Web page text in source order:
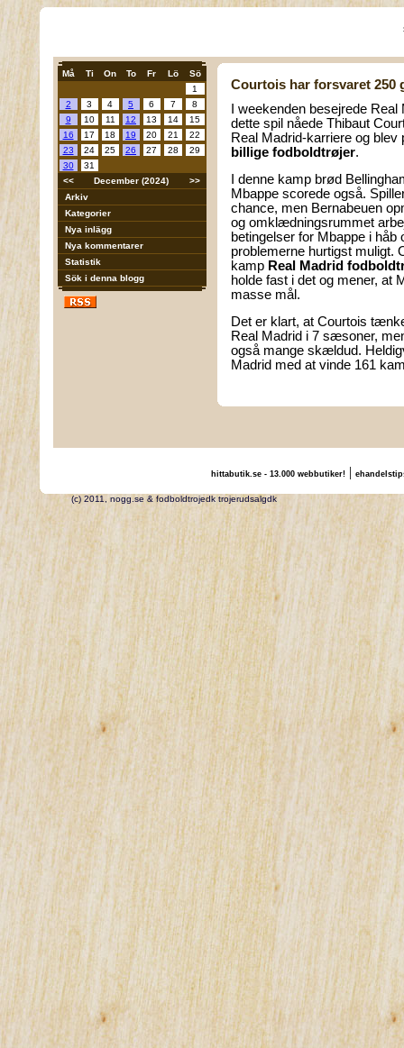
Må Ti On To Fr Lö
Sö
1
2
3 4 5 6 7
8
9
10 11 12 13 14
15
16
17 18 19 20 21
22
23
24 25 26 27 28
29
30
31
<<
December (2024)
>>
Arkiv
Kategorier
Nya inlägg
Nya kommentarer
Statistik
Sök i denna blogg
Courtois har forsvaret 250
I weekenden besejrede
dette spil nåede Thibaut
Real Madrid-karriere og
billige fodboldtrøjer.
I denne kamp brød
Mbappe scorede også.
chance, men Bernabeuen
og omklædningsrummet
betingelser for Mbappe i
problemerne hurtigst muligt.
kamp Real Madrid
holde fast i det og mener, at
masse mål.
Det er klart, at Courtois
Real Madrid i 7 sæsoner,
også mange skældud.
Madrid med at vinde 161
hittabutik.se - 13.000 webbutiker!|
(c) 2011, nogg.se & fodboldtrojedk trojerudsalgdk